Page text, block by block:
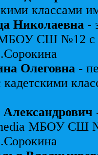
классами
Николаевна -
МБОУ СШ №12 с
Олеговна -
МБОУ СШ